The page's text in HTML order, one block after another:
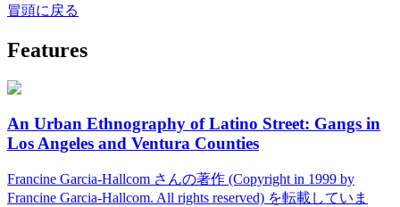
冒頭に戻る
Features
An Urban Ethnography of Latino Street: Gangs in
Los Angeles and Ventura Counties
Francine Garcia-Hallcom さんの著作 (Copyright in 1999 by
Francine Garcia-Hallcom. All rights reserved) を転載していま